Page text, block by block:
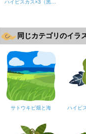
同じカテゴリのイラ
サトウキビ畑と海